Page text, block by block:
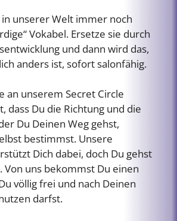
unserer Welt immer noch
Vokabel. Ersetze sie durch
und dann wird das,
anders ist, sofort salonfähig.
an unserem Secret Circle
dass Du die Richtung und die
Du Deinen Weg gehst,
bestimmst. Unsere
Dich dabei, doch Du gehst
Von uns bekommst Du einen
völlig frei und nach Deinen
darfst.